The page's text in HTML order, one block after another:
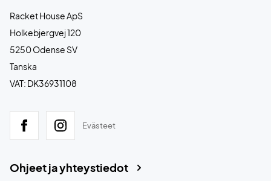
Racket House ApS
Holkebjergvej 120
5250 Odense SV
Tanska
VAT: DK36931108
Evästeet
Ohjeet ja yhteystiedot